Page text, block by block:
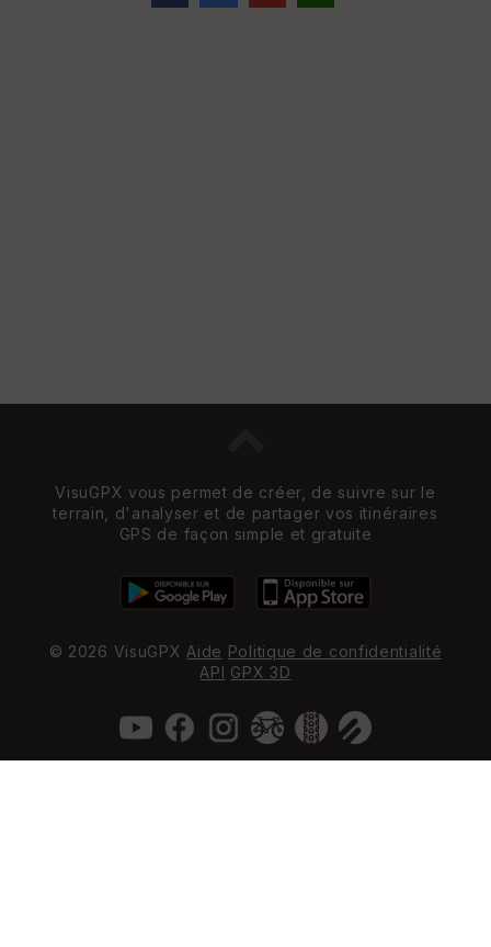
VisuGPX vous permet de créer, de suivre sur le
terrain, d'analyser et de partager vos itinéraires
GPS de façon simple et gratuite
© 2026 VisuGPX Aide Politique de confidentialité
API GPX 3D